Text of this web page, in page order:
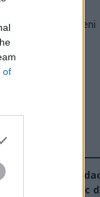
of
de la Călugăreni
Ce partid ați vota
ar avea loc